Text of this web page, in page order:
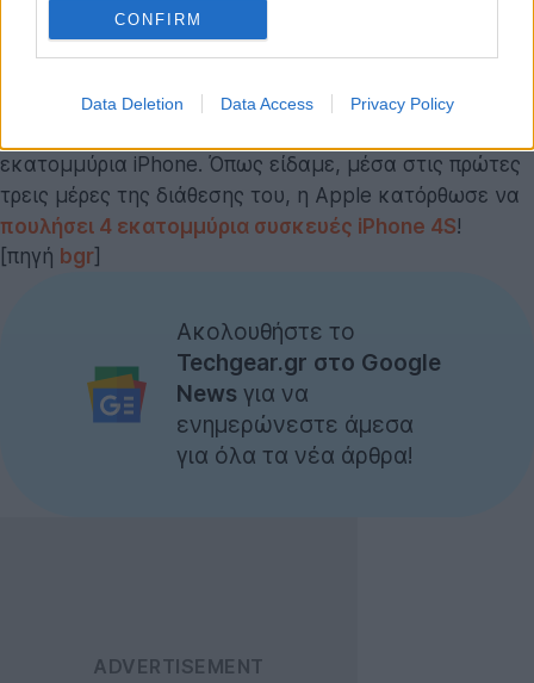
CONFIRM
Data Deletion Data Access Privacy Policy
Φυσικά, τα πράγματα αναμένεται να καλυτερέψουν
αφού με την κυκλοφορία τουiPhone 4Sη εταιρεία
εκατομμύρια iPhone. Όπως είδαμε, μέσα στις πρώτες
τρεις μέρες της διάθεσης του, η Apple κατόρθωσε να
πουλήσει 4 εκατομμύρια συσκευές iPhone 4S!
[πηγή bgr]
Ακολουθήστε το
Techgear.gr στο Google
News για να
ενημερώνεστε άμεσα
για όλα τα νέα άρθρα!